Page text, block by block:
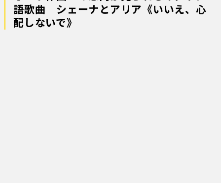
語歌曲 シェーナとアリア《いいえ、心
配しないで》